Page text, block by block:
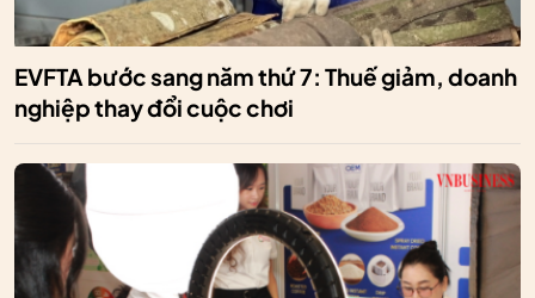
EVFTA bước sang năm thứ 7: Thuế giảm, doanh
nghiệp thay đổi cuộc chơi